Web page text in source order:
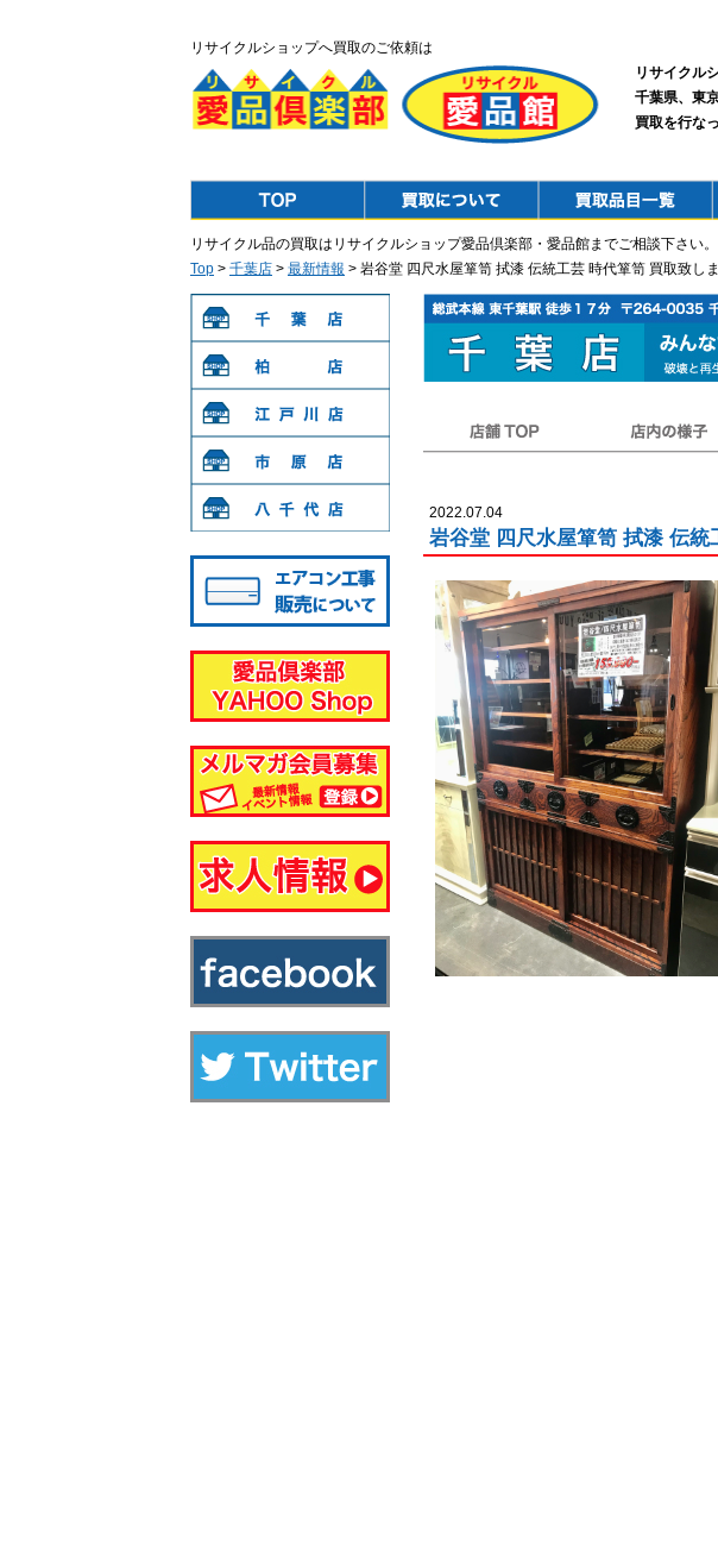
リサイクルショップへ買取のご依頼は
リサイクル
千葉県、東
買取を行な
リサイクル品の買取はリサイクルショップ愛品倶楽部・愛品館までご相談下さい。
Top > 千葉店 > 最新情報 > 岩谷堂 四尺水屋箪笥 拭漆 伝統工芸 時代箪笥 買取致し
2022.07.04
岩谷堂 四尺水屋箪笥 拭漆 伝